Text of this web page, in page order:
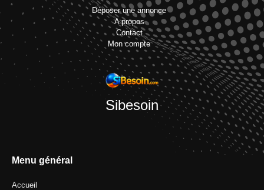
Déposer une annonce
A propos
Contact
Mon compte
Sibesoin
Menu général
Accueil